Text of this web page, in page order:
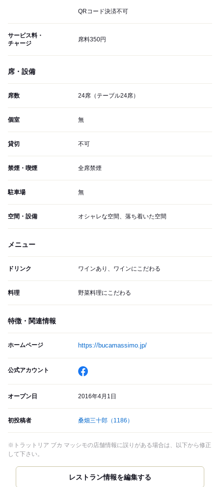
QRコード決済不可
サービス料・
チャージ
席料350円
席・設備
席数 24席（テーブル24席）
個室 無
貸切 不可
禁煙・喫煙 全席禁煙
駐車場 無
空間・設備 オシャレな空間、落ち着いた空間
メニュー
ドリンク ワインあり、ワインにこだわる
料理 野菜料理にこだわる
特徴・関連情報
ホームページ https://bucamassimo.jp/
公式アカウント
オープン日 2016年4月1日
初投稿者 桑畑三十郎 （1186）
※トラットリア ブカ マッシモの店舗情報に誤りがある場合は、以下から修正
して下さい。
レストラン情報を編集する